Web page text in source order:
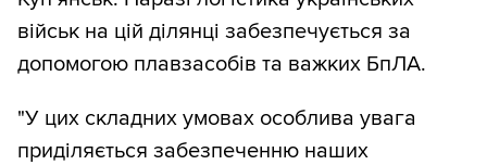
військ на цій ділянці забезпечується за
допомогою плавзасобів та важких БпЛА.
"У цих складних умовах особлива увага
приділяється забезпеченню наших